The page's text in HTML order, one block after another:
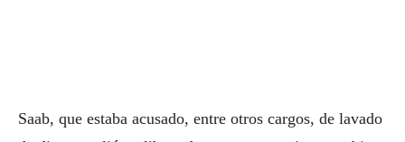
Saab, que estaba acusado, entre otros cargos, de lavado